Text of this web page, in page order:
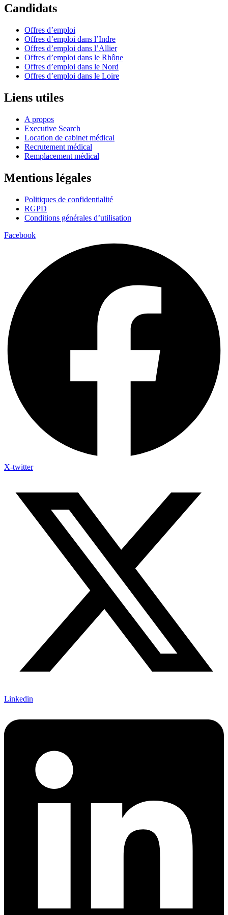
Candidats
Offres d’emploi
Offres d’emploi dans l’Indre
Offres d’emploi dans l’Allier
Offres d’emploi dans le Rhône
Offres d’emploi dans le Nord
Offres d’emploi dans le Loire
Liens utiles
A propos
Executive Search
Location de cabinet médical
Recrutement médical
Remplacement médical
Mentions légales
Politiques de confidentialité
RGPD
Conditions générales d’utilisation
Facebook
X-twitter
Linkedin